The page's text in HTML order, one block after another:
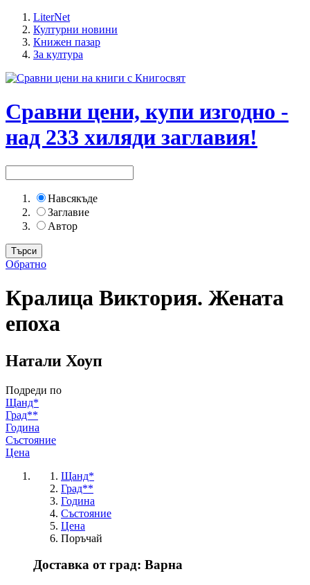
LiterNet
Културни новини
Книжен пазар
За култура
Сравни цени, купи изгодно -
над 233 хиляди заглавия!
Навсякъде
Заглавие
Автор
Обратно
Кралица Виктория. Жената
епоха
Натали Хоуп
Подреди по
Щанд*
Град**
Година
Състояние
Цена
Щанд*
Град**
Година
Състояние
Цена
Поръчай
Доставка от град: Варна